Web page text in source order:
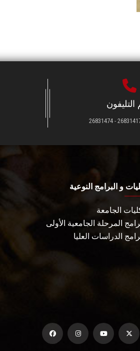
و البرامج النوعية
الجامعة
المرحلة الجامعية الأولى
الدراسات العليا